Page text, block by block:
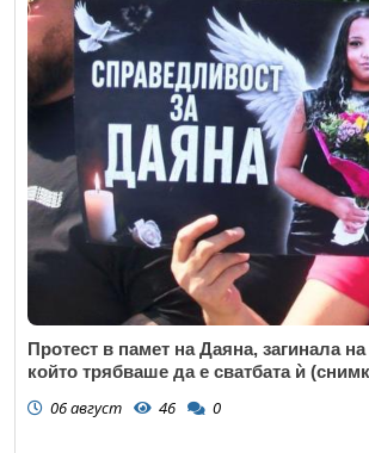
Протест в памет на Даяна, загинала
който трябваше да е сватбата ѝ
06 август 46 0